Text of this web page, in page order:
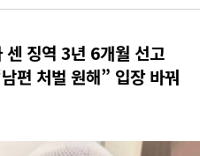
센 징역 3년 6개월 선고
편 처벌 원해” 입장 바꿔